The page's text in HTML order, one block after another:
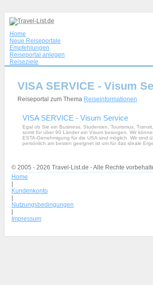
Home
Neue Reiseportale
Empfehlungen
Reiseportal anlegen
Reiseziele
VISA SERVICE - Visum
Reiseportal zum Thema Reiseinformationen
VISA SERVICE - Visum Service
Egal ob Sie ein Business, Studenten, Tourismus,
somit für über 90 Länder ein Visum besorgen. Wir
ESTA-Genehmigung für die USA sind möglich. Wir
persönlich am besten geeignet ist um für das ideale
© 2005 - 2026 Travel-List.de - Alle Rechte
Home
Kundenkonto
Nutzungsbedingungen
Impressum